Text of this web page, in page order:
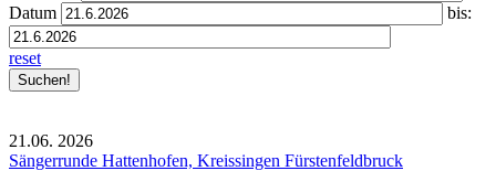
Datum
bis:
reset
21.06. 2026
Sängerrunde Hattenhofen, Kreissingen Fürstenfeldbruck